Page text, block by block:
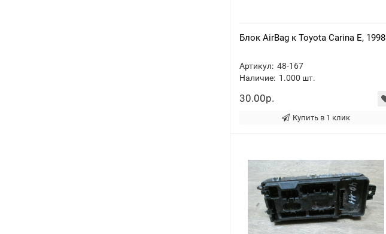
Блок AirBag к Toyota Carina E, 1998
Артикул: 48-167
Наличие: 1.000 шт.
30.00р.
Купить в 1 клик